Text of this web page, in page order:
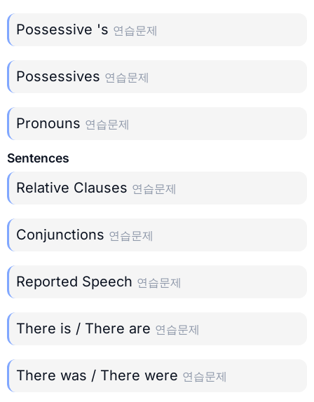
Possessive 's 연습문제
Possessives 연습문제
Pronouns 연습문제
Sentences
Relative Clauses 연습문제
Conjunctions 연습문제
Reported Speech 연습문제
There is / There are 연습문제
There was / There were 연습문제